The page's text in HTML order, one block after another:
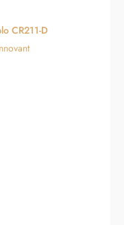
CR211-D